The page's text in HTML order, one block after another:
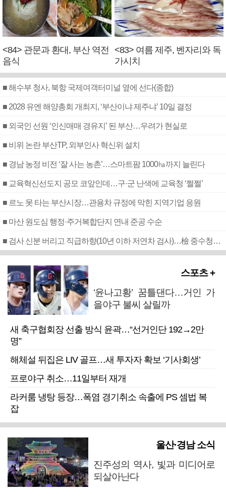
<84> 관문과 환대, 부산 역전
음식
<83> 여름 제주, 벤자리와 독
가시치
■ 해수부 청사, 북항 국제여객터미널 옆에 선다(종합)
■ 2028 유엔 해양총회 개최지, ‘부산이냐 제주냐’ 10일 결정
■ 외국인 선원 ‘인신매매 경유지’ 된 부산…우려가 현실로
■ 비위 논란 부산TP, 외부인사 혁신위 설치
■ 경남 농정 비전 ‘잘 사는 농촌’…스마트팜 1000㏊까지 늘린다
■ 교육혁신선도지 공모 코앞인데…구·군 난색에 교육청 ‘쩔쩔’
■ 르노 못 타는 부산시장…관용차 규정에 막힌 지역기업 응원
■ 마산 원도심 행정·주거복합단지 연내 준공 수순
■ 검사 신분 버리고 직급하향(10년 이하 저연차 검사)…檢 중수청행 기피
스포츠 +
‘윤나고황’ 꿈틀댄다…거인 가
을야구 불씨 살릴까
새 축구협회장 선출 방식 윤곽…“선거인단 192→2만
명”
해체설 뒤집은 LIV 골프…새 투자자 확보 ‘기사회생’
프로야구 취소…11일부터 재개
라커룸 냉탕 등장…폭염 경기취소 속출에 PS 셈법 복
잡
울산·경남 소식
진주성의 역사, 빛과 미디어로
되살아난다